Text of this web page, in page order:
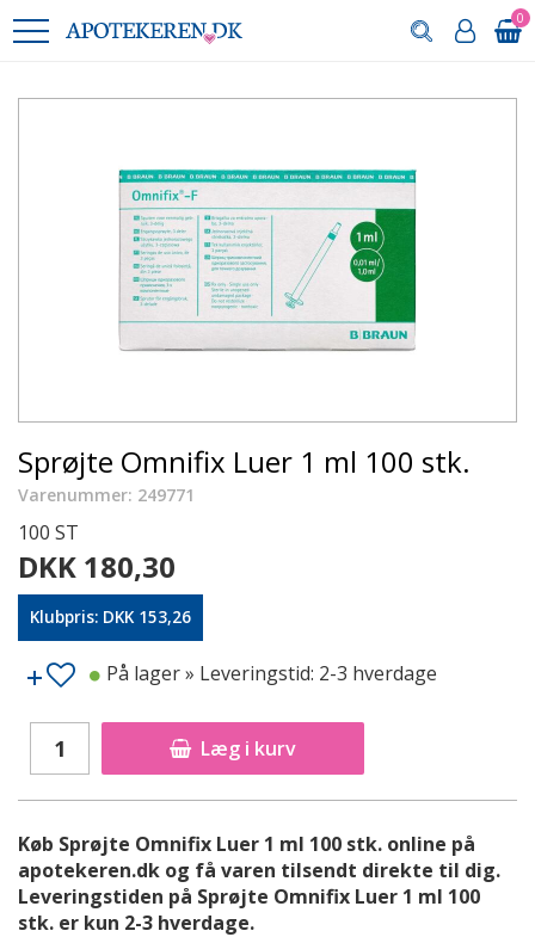
0
Sprøjte Omnifix Luer 1 ml 100 stk.
Varenummer: 249771
100 ST
DKK 180,30
Klubpris: DKK 153,26
Læg i kurv
På lager» Leveringstid: 2-3 hverdage
Køb Sprøjte Omnifix Luer 1 ml 100 stk. online på
apotekeren.dk og få varen tilsendt direkte til dig.
Leveringstiden på Sprøjte Omnifix Luer 1 ml 100
stk. er kun 2-3 hverdage.